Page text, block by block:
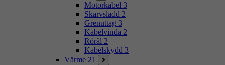
Motorkabel 3
Skarvsladd 2
Grenuttag 3
Kabelvinda 2
Rörål 2
Kabelskydd 3
Värme 21